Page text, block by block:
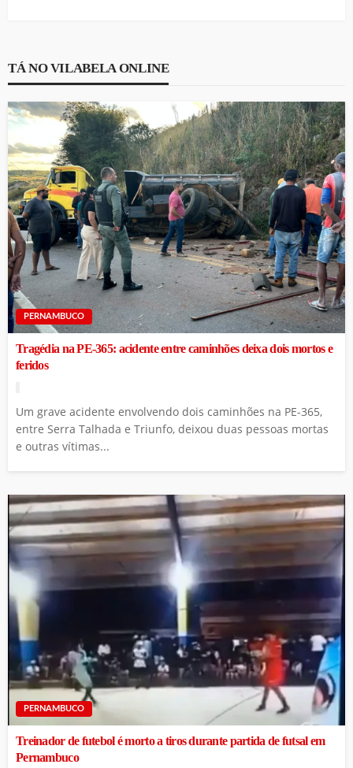
TÁ NO VILABELA ONLINE
PERNAMBUCO
Tragédia na PE-365: acidente entre caminhões deixa dois mortos e
feridos
Um grave acidente envolvendo dois caminhões na PE-365,
entre Serra Talhada e Triunfo, deixou duas pessoas mortas
e outras vítimas...
PERNAMBUCO
Treinador de futebol é morto a tiros durante partida de futsal em
Pernambuco